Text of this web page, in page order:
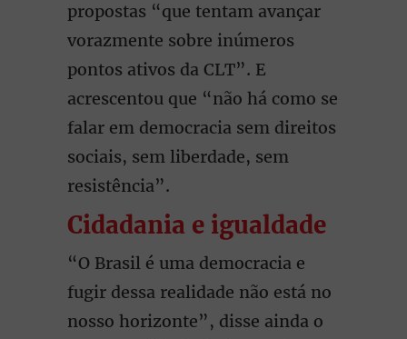
propostas “que tentam avançar
vorazmente sobre inúmeros
pontos ativos da CLT”. E
acrescentou que “não há como se
falar em democracia sem direitos
sociais, sem liberdade, sem
resistência”.
Cidadania e igualdade
“O Brasil é uma democracia e
fugir dessa realidade não está no
nosso horizonte”, disse ainda o